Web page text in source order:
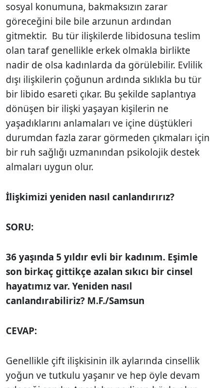
sosyal konumuna, bakmaksızın zarar
göreceğini bile bile arzunun ardından
gitmektir. Bu tür ilişkilerde libidosuna teslim
olan taraf genellikle erkek olmakla birlikte
nadir de olsa kadınlarda da görülebilir. Evlilik
dışı ilişkilerin çoğunun ardında sıklıkla bu tür
bir libido esareti çıkar. Bu şekilde saplantıya
dönüşen bir ilişki yaşayan kişilerin ne
yaşadıklarını anlamaları ve içine düştükleri
durumdan fazla zarar görmeden çıkmaları için
bir ruh sağlığı uzmanından psikolojik destek
almaları uygun olur.
İlişkimizi yeniden nasıl canlandırırız?
SORU:
36 yaşında 5 yıldır evli bir kadınım. Eşimle
son birkaç gittikçe azalan sıkıcı bir cinsel
hayatımız var. Yeniden nasıl
canlandırabiliriz? M.F./Samsun
CEVAP:
Genellikle çift ilişkisinin ilk aylarında cinsellik
yoğun ve tutkulu yaşanır ve hep öyle devam